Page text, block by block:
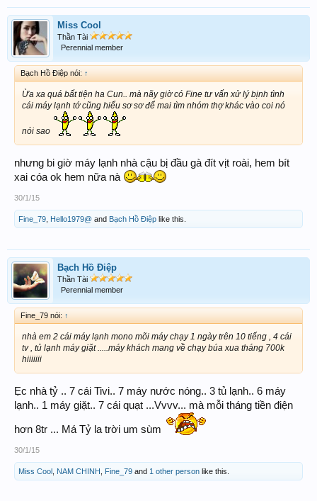
Miss Cool
Thần Tài
Perennial member
Bạch Hồ Điệp nói: ↑
Ừa xa quá bất tiện ha Cun.. mà nãy giờ có Fine tư vấn xử lý bịnh tình
cái máy lạnh tớ cũng hiểu sơ sơ để mai tìm nhóm thợ khác vào coi nó
nói sao
nhưng bi giờ máy lạnh nhà cậu bị đầu gà đít vịt roài, hem bít
xai cóa ok hem nữa nà
30/1/15
Fine_79 Hello1979@ and Bạch Hồ Điệp like this.
Bạch Hồ Điệp
Thần Tài
Perennial member
Fine_79 nói: ↑
nhà em 2 cái máy lạnh mono mõi máy chạy 1 ngày trên 10 tiếng , 4 cái
tv , tủ lạnh máy giặt .....máy khách mang về chạy búa xua tháng 700k
hiiiiiii
Ẹc nhà tỷ .. 7 cái Tivi.. 7 máy nước nóng.. 3 tủ lạnh.. 6 máy
lạnh.. 1 máy giặt.. 7 cái quạt ...Vvvv... mà mỗi tháng tiền điện
hơn 8tr ... Má Tỷ la trời um sùm
30/1/15
Miss Cool NAM CHINH Fine_79 and 1 other person like this.